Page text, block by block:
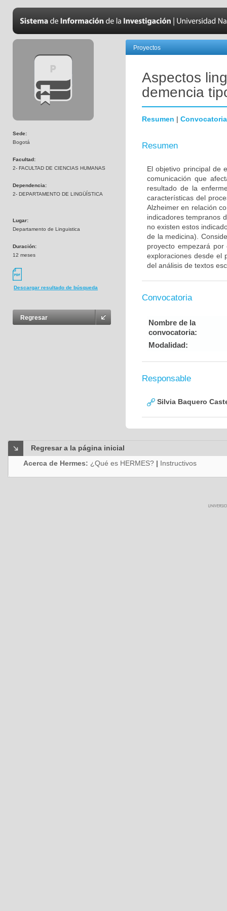
Sede:
Bogotá
Facultad:
2- FACULTAD DE CIENCIAS HUMANAS
Dependencia:
2- DEPARTAMENTO DE LINGÜÍSTICA
Lugar:
Departamento de Linguistica
Duración:
12 meses
Descargar resultado de búsqueda
Regresar
Proyectos
Aspectos
demencia
Resumen | Convocatoria
Resumen
El objetivo principal de
comunicación que
resultado de la
características del
Alzheimer en relación
indicadores tempranos
no existen estos
de la medicina).
proyecto empezará
exploraciones desde el
del análisis de textos
Convocatoria
Nombre de la
convocatoria:
Modalidad:
Responsable
Silvia Baquero
Regresar a la página inicial
Acerca de Hermes: ¿Qué es HERMES? | Instructivos